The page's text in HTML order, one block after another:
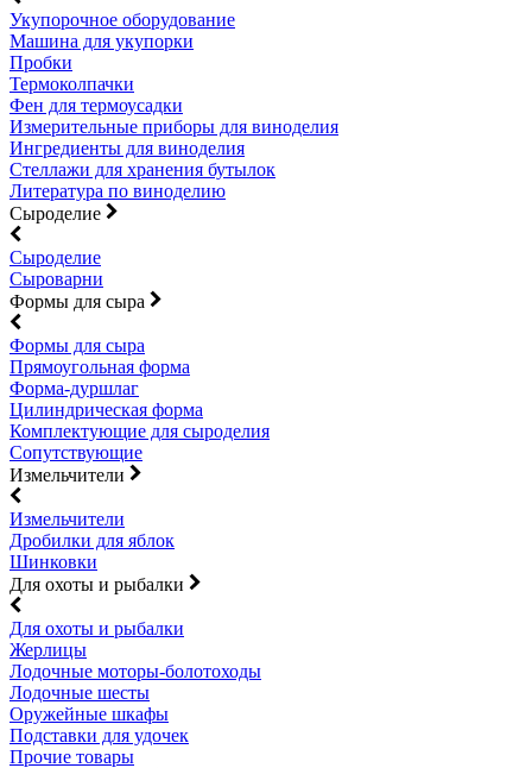
Укупорочное оборудование
Машина для укупорки
Пробки
Термоколпачки
Фен для термоусадки
Измерительные приборы для виноделия
Ингредиенты для виноделия
Стеллажи для хранения бутылок
Литература по виноделию
Сыроделие
Сыроделие
Сыроварни
Формы для сыра
Формы для сыра
Прямоугольная форма
Форма-дуршлаг
Цилиндрическая форма
Комплектующие для сыроделия
Сопутствующие
Измельчители
Измельчители
Дробилки для яблок
Шинковки
Для охоты и рыбалки
Для охоты и рыбалки
Жерлицы
Лодочные моторы-болотоходы
Лодочные шесты
Оружейные шкафы
Подставки для удочек
Прочие товары